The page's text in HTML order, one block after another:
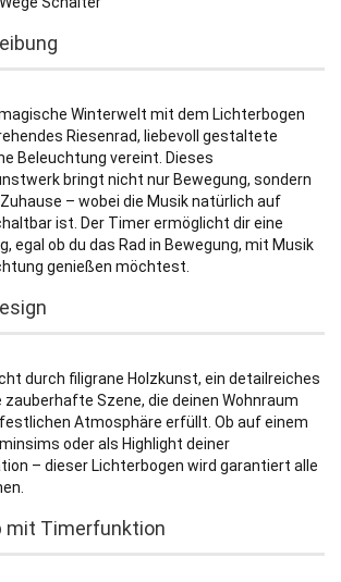
Winterwelt mit dem Lichterbogen
Riesenrad, liebevoll gestaltete
Beleuchtung vereint. Dieses
bringt nicht nur Bewegung, sondern
– wobei die Musik natürlich auf
ist. Der Timer ermöglicht dir eine
egal ob du das Rad in Bewegung, mit Musik
genießen möchtest.
durch filigrane Holzkunst, ein detailreiches
zauberhafte Szene, die deinen Wohnraum
Atmosphäre erfüllt. Ob auf einem
oder als Highlight deiner
– dieser Lichterbogen wird garantiert alle
mit Timerfunktion